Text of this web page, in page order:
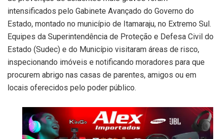
intensificados pelo Gabinete Avançado do Governo do
Estado, montado no município de Itamaraju, no Extremo Sul.
Equipes da Superintendência de Proteção e Defesa Civil do
Estado (Sudec) e do Município visitaram áreas de risco,
inspecionando imóveis e notificando moradores para que
procurem abrigo nas casas de parentes, amigos ou em
locais oferecidos pelo poder público.